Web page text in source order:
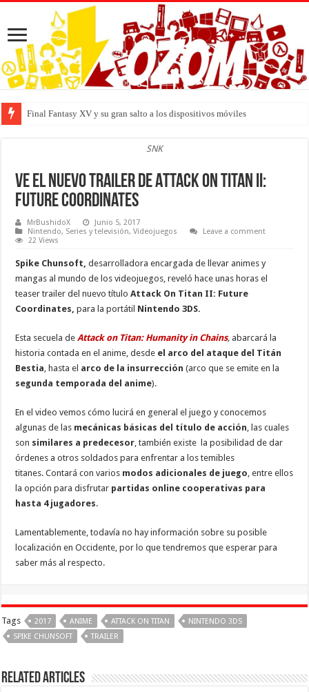
Final Fantasy XV y su gran salto a los dispositivos móviles
SNK
Ve el nuevo trailer de Attack On Titan II:
Future Coordinates
MrBushidoX
Junio 5, 2017
Nintendo, Series y televisión,Videojuegos
Leave a comment
22 Views
Spike Chunsoft, desarrolladora encargada de llevar animes y
mangas al mundo de los videojuegos, reveló hace unas horas el
teaser trailer del nuevo títuloAttack On Titan II: Future
Coordinates, para la portátil Nintendo 3DS.
Esta secuela deAttack on Titan: Humanity in Chains, abarcará la
historia contada en el anime, desde el arco del ataque del Titán
Bestia, hasta el arco de la insurrección (arco que se emite en la
segunda temporada del anime).
En el video vemos cómo lucirá en general el juego y conocemos
algunas de las mecánicas básicas del título de acción, las cuales
son similares a predecesor, también existe la posibilidad de dar
órdenes a otros soldados para enfrentar a los temibles
titanes. Contará con varios modos adicionales de juego, entre ellos
la opción para disfrutar partidas online cooperativas para
hasta 4 jugadores.
Lamentablemente, todavía no hay información sobre su posible
localización en Occidente, por lo que tendremos que esperar para
saber más al respecto.
Tags 2017 ANIME ATTACK ON TITAN
NINTENDO 3DS
SPIKE CHUNSOFT
TRAILER
Related Articles